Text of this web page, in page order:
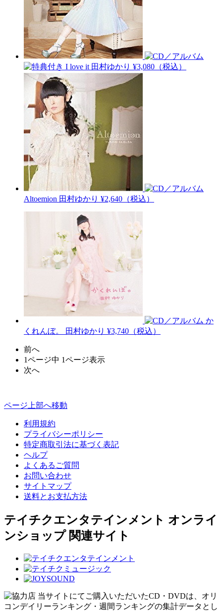
I love it 田村ゆかり ¥3,080（税込）
Altoemion 田村ゆかり ¥2,640（税込）
か
くれんぼ。
田村ゆかり ¥3,740（税込）
前へ
1ページ中 1ページ表示
次へ
ページ上部へ移動
利用規約
プライバシーポリシー
特定商取引法に基づく表記
ヘルプ
よくあるご質問
お問い合わせ
サイトマップ
送料とお支払方法
テイチクエンタテインメント オンライ
ンショップ 関連サイト
当サイトにてご購入いただいたCD・DVDは、オリ
コンデイリーランキング・週間ランキングの集計データとし